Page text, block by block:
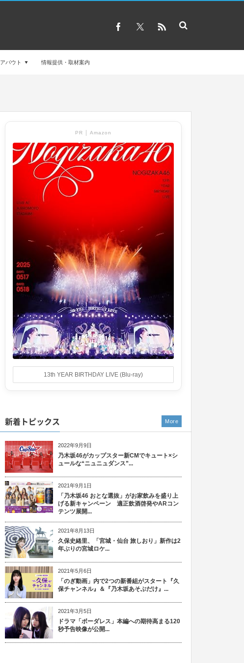
アバウト 情報提供・取材案内
PR │ Amazon
13th YEAR BIRTHDAY LIVE (Blu-ray)
新着トピックス
2022年9月9日
乃木坂46がカップスター新CMでキュート×シ
ュールな“ニュニュダンス”...
2021年9月1日
「乃木坂46 おとな選抜」がお家飲みを盛り上
げる新キャンペーン 適正飲酒啓発やARコン
テンツ展開...
2021年8月13日
久保史緒里、「宮城・仙台 旅しおり」新作は2
年ぶりの宮城ロケ...
2021年5月6日
「のぎ動画」内で2つの新番組がスタート『久
保チャンネル』＆『乃木坂あそぶだけ』...
2021年3月5日
ドラマ「ボーダレス」本編への期待高まる120
秒予告映像が公開...
More